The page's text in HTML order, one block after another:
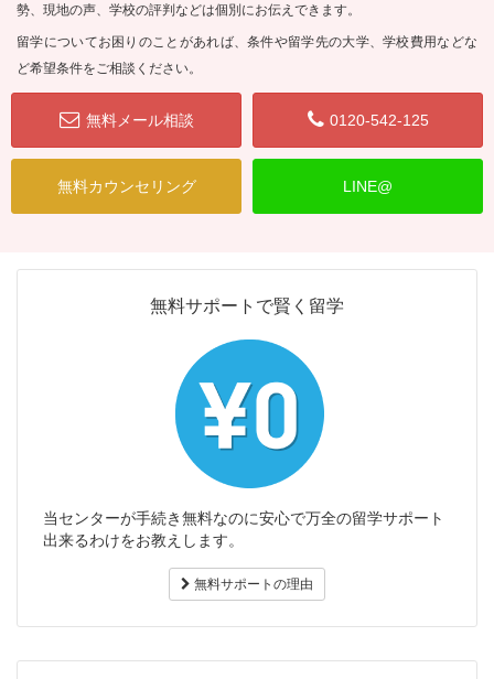
勢、現地の声、学校の評判などは個別にお伝えできます。
留学についてお困りのことがあれば、条件や留学先の大学、学校費用などな
ど希望条件をご相談ください。
無料メール相談 0120-542-125
無料カウンセリング LINE@
無料サポートで賢く留学
当センターが手続き無料なのに安心で万全の留学サポート
出来るわけをお教えします。
無料サポートの理由